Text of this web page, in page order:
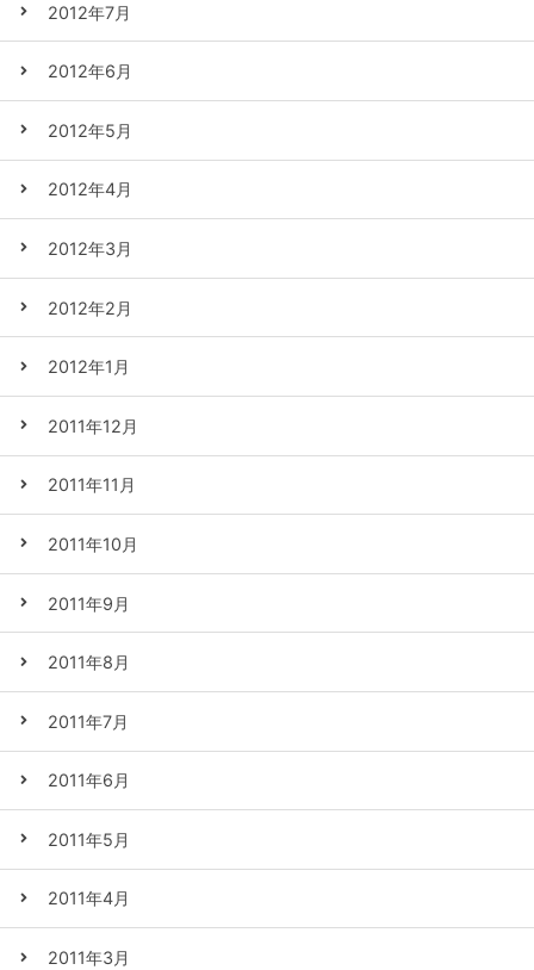
2012年7月
2012年6月
2012年5月
2012年4月
2012年3月
2012年2月
2012年1月
2011年12月
2011年11月
2011年10月
2011年9月
2011年8月
2011年7月
2011年6月
2011年5月
2011年4月
2011年3月